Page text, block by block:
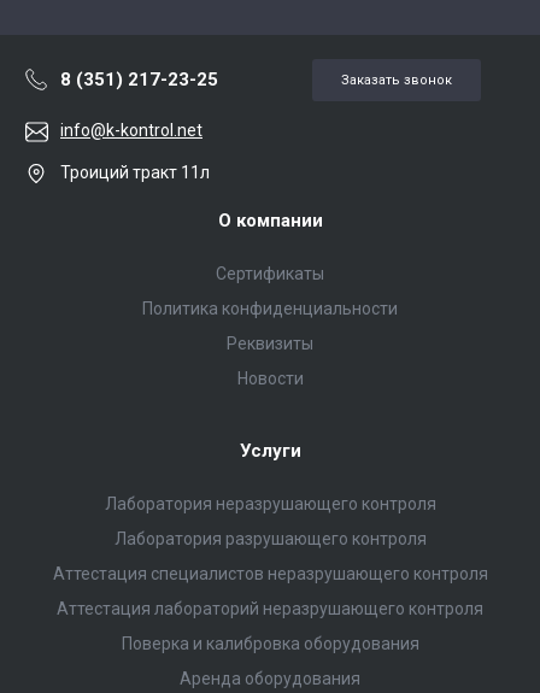
8 (351) 217-23-25 Заказать звонок
info@k-kontrol.net
Троиций тракт 11л
О компании
Сертификаты
Политика конфиденциальности
Реквизиты
Новости
Услуги
Лаборатория неразрушающего контроля
Лаборатория разрушающего контроля
Аттестация специалистов неразрушающего контроля
Аттестация лабораторий неразрушающего контроля
Поверка и калибровка оборудования
Аренда оборудования